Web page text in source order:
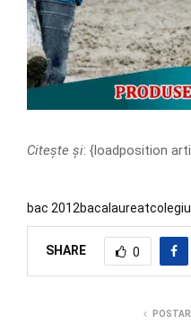
Citește și: {loadposition
bac 2012bacalaureat
SHARE 0